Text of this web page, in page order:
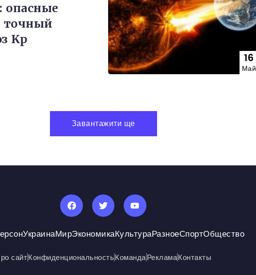
опасные
точный
Kp
16
Май
Завантажити ще
УкраинаМирЭкономикаКультураРазноеСпортОбщество
сайтКонфиденциональностьКомандаРекламаКонтакты